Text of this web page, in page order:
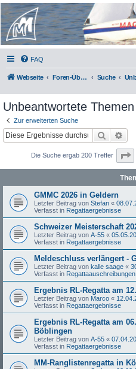
Micro Magic Forum
Deutschland
FAQ
Webseite Foren-Übersicht Suche
Unbeantwortete Themen
Zur erweiterten Suche
Suche
Die Suche ergab 200 Treffer
GMMC 2026 in Geldern
Letzter Beitrag von Stefan «
Verfasst in Regattaergebnisse
Schweizer Meisterschaft
Letzter Beitrag von A-55 «
Verfasst in Regattaergebnisse
Meldeschluss verlängert -
Letzter Beitrag von kalle saage «
Verfasst in Regattaauschreibungen
Ergebnis RL-Regatta am
Letzter Beitrag von Marco «
Verfasst in Regattaergebnisse
Ergebnis RL-Regatta am
Böblingen
Letzter Beitrag von A-55 «
Verfasst in Regattaergebnisse
MM-Ranglistenregatta in